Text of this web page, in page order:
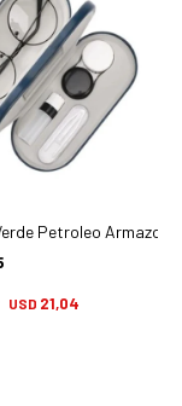
- Accesorios
Petroleo
USD 21,04